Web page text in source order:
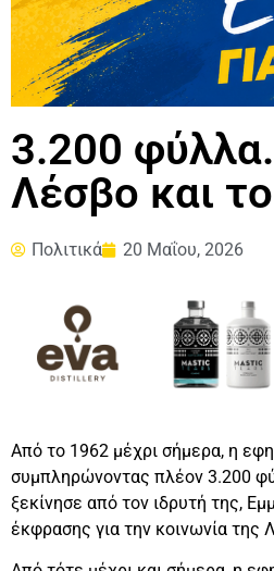
3.200
Λέσβο και
Πολιτικά 20 Μαΐου, 2026
Από το 1962 μέχρι σήμερα, η
συμπληρώνοντας πλέον 3.200
ξεκίνησε από τον ιδρυτή της,
έκφρασης για την κοινωνία της